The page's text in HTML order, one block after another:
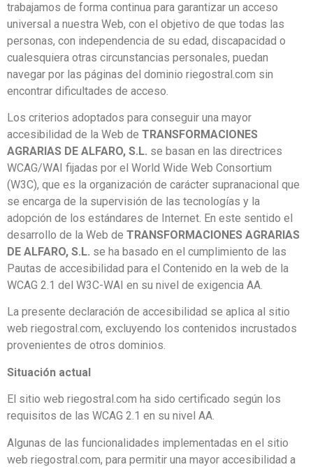
trabajamos de forma continua para garantizar un acceso
universal a nuestra Web, con el objetivo de que todas las
personas, con independencia de su edad, discapacidad o
cualesquiera otras circunstancias personales, puedan
navegar por las páginas del dominio riegostral.com sin
encontrar dificultades de acceso.
Los criterios adoptados para conseguir una mayor
accesibilidad de la Web de TRANSFORMACIONES
AGRARIAS DE ALFARO, S.L. se basan en las directrices
WCAG/WAI fijadas por el World Wide Web Consortium
(W3C), que es la organización de carácter supranacional que
se encarga de la supervisión de las tecnologías y la
adopción de los estándares de Internet. En este sentido el
desarrollo de la Web de TRANSFORMACIONES AGRARIAS
DE ALFARO, S.L. se ha basado en el cumplimiento de las
Pautas de accesibilidad para el Contenido en la web de la
WCAG 2.1 del W3C-WAI en su nivel de exigencia AA.
La presente declaración de accesibilidad se aplica al sitio
web riegostral.com, excluyendo los contenidos incrustados
provenientes de otros dominios.
Situación actual
El sitio web riegostral.com ha sido certificado según los
requisitos de las WCAG 2.1 en su nivel AA.
Algunas de las funcionalidades implementadas en el sitio
web riegostral.com, para permitir una mayor accesibilidad a